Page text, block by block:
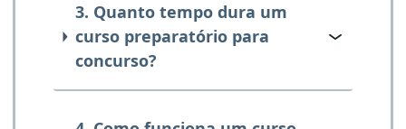
3. Quanto tempo dura um
curso preparatório para
concurso?